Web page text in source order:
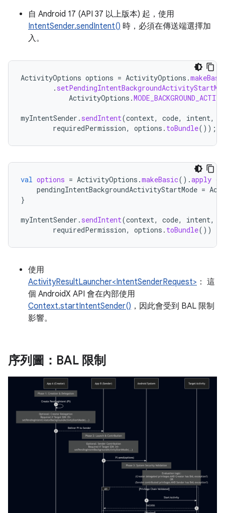
自 Android 17 (API 37 以上版本) 起，使用
IntentSender.sendIntent() 時，必須在傳送端選擇加
入。
ActivityOptions options = ActivityOptions .
.
ActivityOptions .
myIntentSender . sendIntent(context, code, intent,
requiredPermission, options . toBundle());
val options = ActivityOptions .makeBasic().apply {
pendingIntentBackgroundActivityStartMode =
}
myIntentSender . sendIntent(context, code, intent,
requiredPermission, options . toBundle())
使用
ActivityResultLauncher<IntentSenderRequest> ： 這
個 AndroidX API 會在內部使用
Context.startIntentSender() ，因此會受到 BAL 限制
影響。
序列圖：BAL 限制